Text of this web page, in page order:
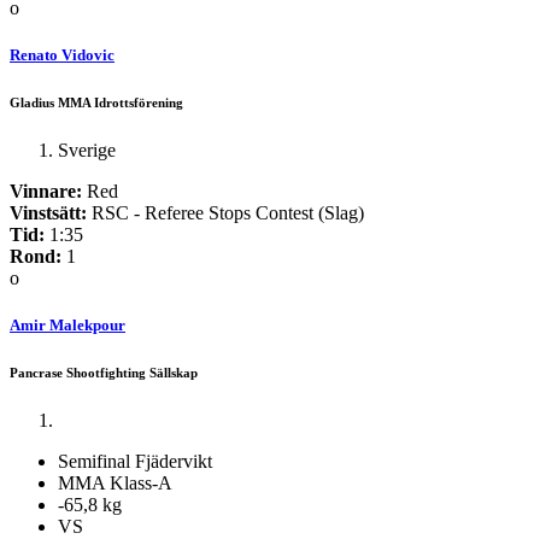
o
Renato Vidovic
Gladius MMA Idrottsförening
Sverige
Vinnare: Red
Vinstsätt: RSC - Referee Stops Contest (Slag)
Tid: 1:35
Rond: 1
o
Amir Malekpour
Pancrase Shootfighting Sällskap
Semifinal Fjädervikt
MMA Klass-A
-65,8 kg
VS